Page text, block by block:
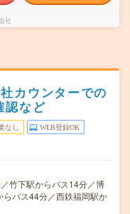
社
カウンターでの
認など
なし WEB登録OK
竹下駅からバス14分／博
バス44分／西鉄福岡駅か